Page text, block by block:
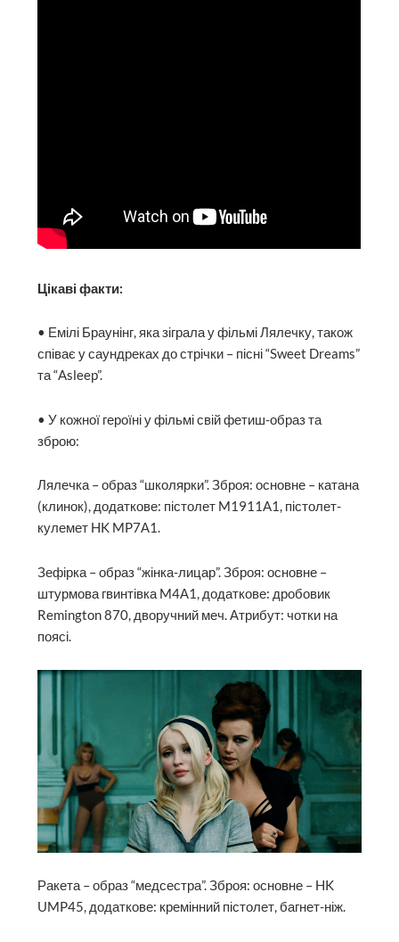
Цікаві факти:
• Емілі Браунінг, яка зіграла у фільмі Лялечку, також
співає у саундреках до стрічки – пісні “Sweet Dreams”
та “Asleep”.
• У кожної героїні у фільмі свій фетиш-образ та
зброю:
Лялечка – образ “школярки”. Зброя: основне – катана
(клинок), додаткове: пістолет M1911A1, пістолет-
кулемет HK MP7А1.
Зефірка – образ “жінка-лицар”. Зброя: основне –
штурмова гвинтівка M4А1, додаткове: дробовик
Remington 870, дворучний меч. Атрибут: чотки на
поясі.
Ракета – образ “медсестра”. Зброя: основне – HK
UMP45, додаткове: кремінний пістолет, багнет-ніж.